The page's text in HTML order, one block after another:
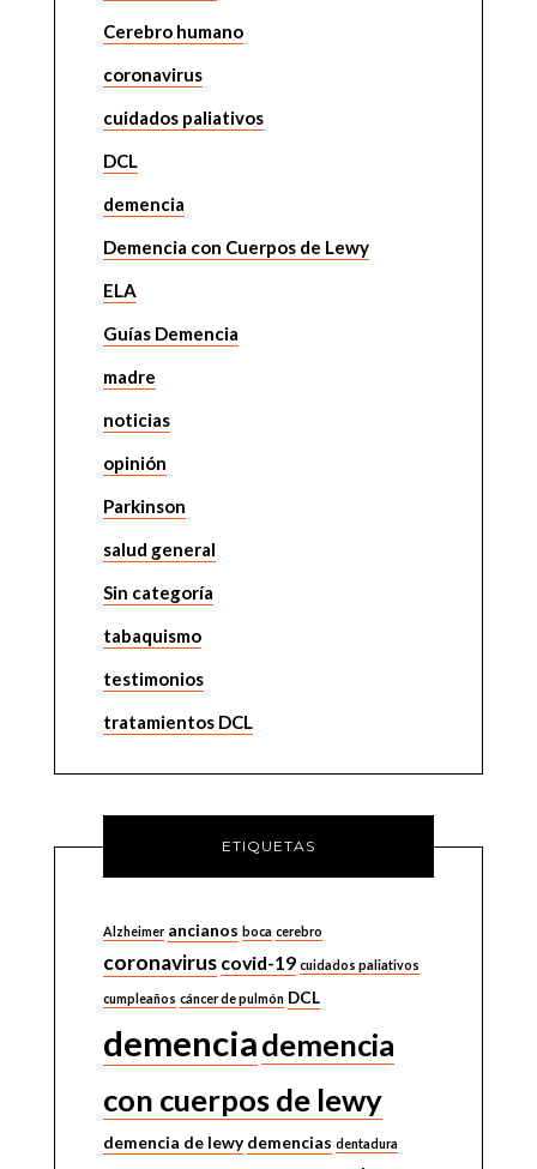
Cerebro humano
coronavirus
cuidados paliativos
DCL
demencia
Demencia con Cuerpos de Lewy
ELA
Guías Demencia
madre
noticias
opinión
Parkinson
salud general
Sin categoría
tabaquismo
testimonios
tratamientos DCL
ETIQUETAS
Alzheimer ancianos boca cerebro
coronavirus covid-19 cuidados paliativos
cumpleaños cáncer de pulmón DCL
demenciademencia
con cuerpos de lewy
demencia de lewy demencias dentadura